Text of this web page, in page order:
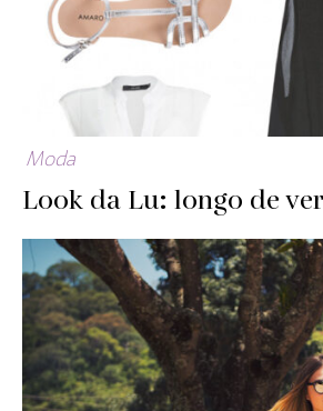
Moda
Look da Lu: longo de